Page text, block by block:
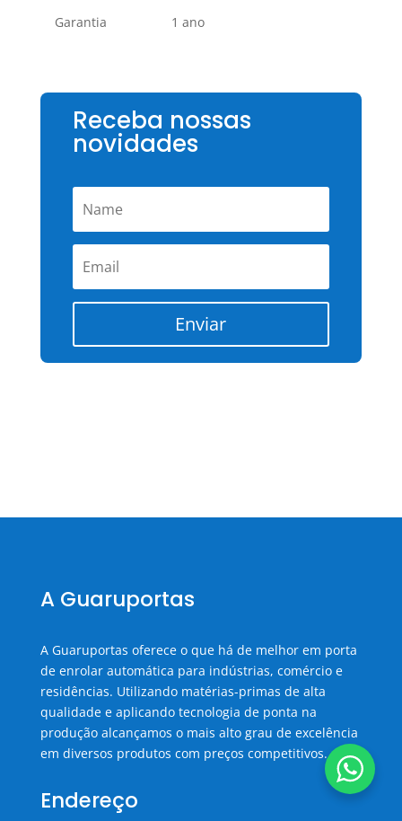
Garantia 1 ano
Receba nossas
novidades
Enviar
A Guaruportas
A Guaruportas oferece o que há de melhor em porta
de enrolar automática para indústrias, comércio e
residências. Utilizando matérias-primas de alta
qualidade e aplicando tecnologia de ponta na
produção alcançamos o mais alto grau de excelência
em diversos produtos com preços competitivos.
Endereço